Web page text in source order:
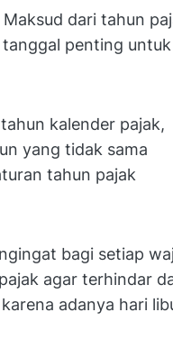
dari tahun
penting untuk
kalender pajak,
yang tidak sama
tahun pajak
bagi setiap
agar terhindar
adanya hari